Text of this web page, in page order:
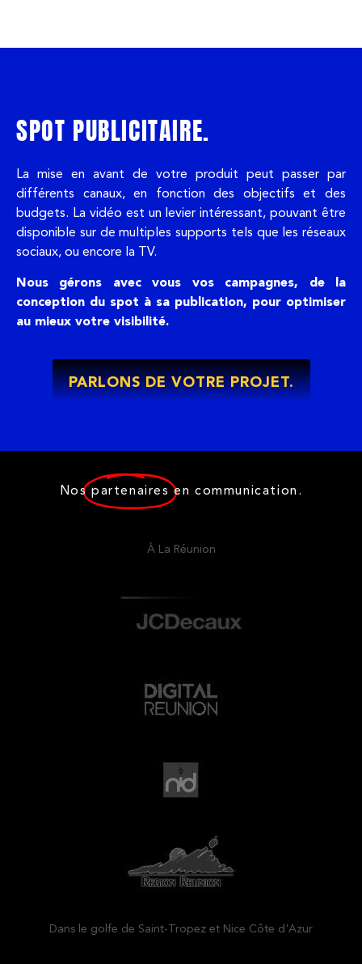
SPOT PUBLICITAIRE.
La mise en avant de votre produit peut passer par
différents canaux, en fonction des objectifs et des
budgets. La vidéo est un levier intéressant, pouvant être
disponible sur de multiples supports tels que les réseaux
sociaux, ou encore la TV.
Nous gérons avec vous vos campagnes, de la
conception du spot à sa publication, pour optimiser
au mieux votre visibilité.
PARLONS DE VOTRE PROJET.
Nos partenaires en communication.
À La Réunion
Dans le golfe de Saint-Tropez et Nice Côte d'Azur